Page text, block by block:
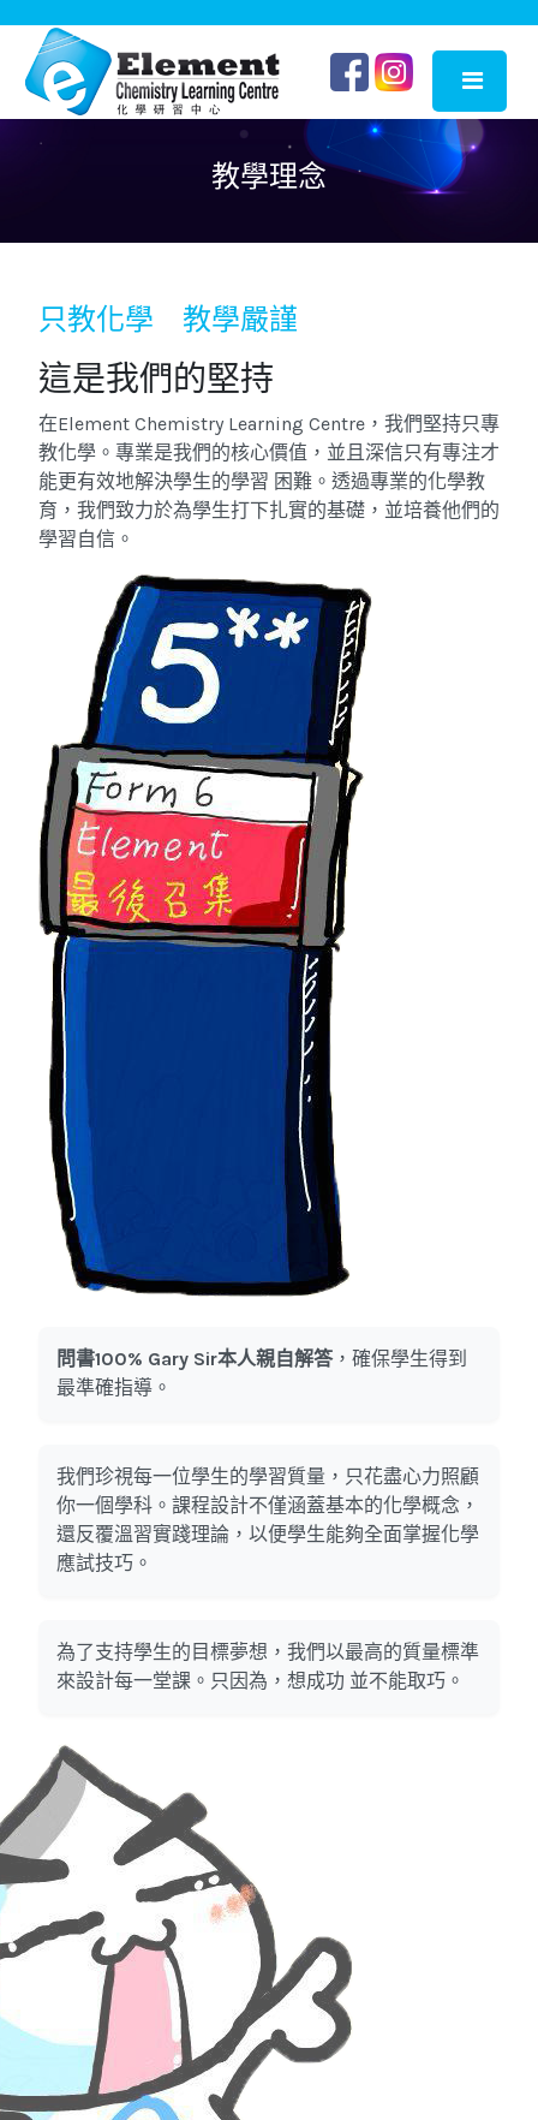
教學理念
只教化學 教學嚴謹
這是我們的堅持
在Element Chemistry Learning Centre，我們堅持只專
教化學。專業是我們的核心價值，並且深信只有專注才
能更有效地解決學生的學習 困難。透過專業的化學教
育，我們致力於為學生打下扎實的基礎，並培養他們的
學習自信。
問書100% Gary Sir本人親自解答，確保學生得到
最準確指導。
我們珍視每一位學生的學習質量，只花盡心力照顧
你一個學科。課程設計不僅涵蓋基本的化學概念，
還反覆溫習實踐理論，以便學生能夠全面掌握化學
應試技巧。
為了支持學生的目標夢想，我們以最高的質量標準
來設計每一堂課。只因為，想成功 並不能取巧。